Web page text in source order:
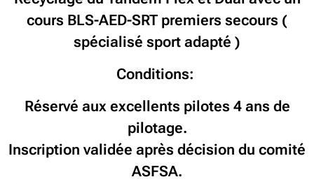
cours BLS-AED-SRT premiers secours (
spécialisé sport adapté )
Conditions:
Réservé aux excellents pilotes 4 ans de
pilotage.
Inscription validée après décision du comité
ASFSA.